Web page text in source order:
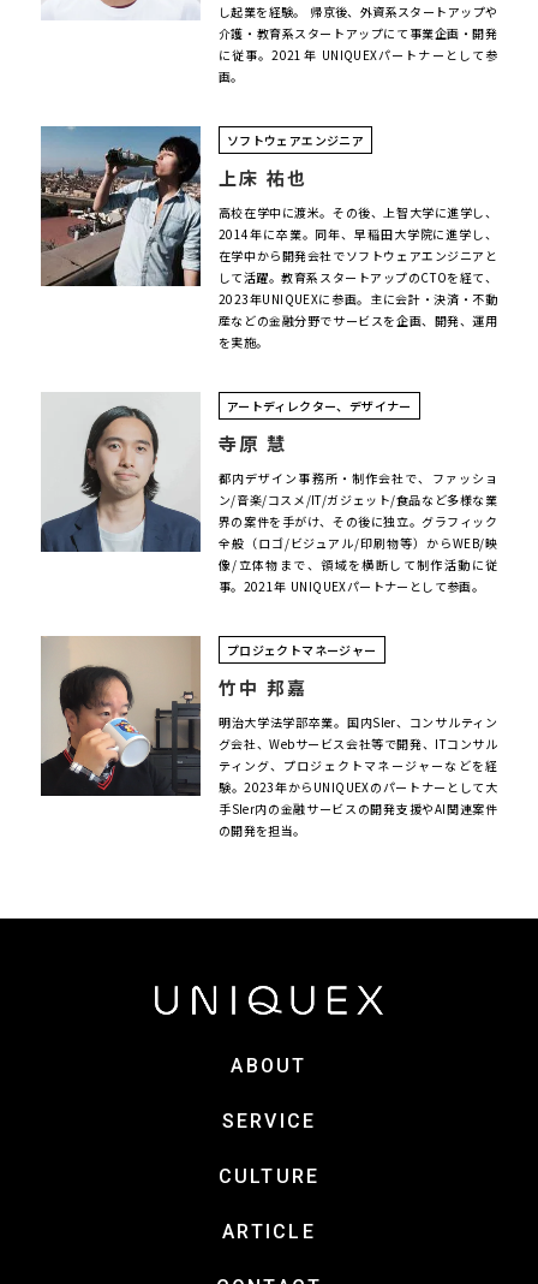
し起業を経験。 帰京後、外資系スタートアップや
介護・教育系スタートアップにて事業企画・開発
に従事。2021年 UNIQUEXパートナーとして参
画。
ソフトウェアエンジニア
上床 祐也
高校在学中に渡米。その後、上智大学に進学し、
2014年に卒業。同年、早稲田大学院に進学し、
在学中から開発会社でソフトウェアエンジニアと
して活躍。教育系スタートアップのCTOを経て、
2023年UNIQUEXに参画。主に会計・決済・不動
産などの金融分野でサービスを企画、開発、運用
を実施。
アートディレクター、デザイナー
寺原 慧
都内デザイン事務所・制作会社で、ファッショ
ン/音楽/コスメ/IT/ガジェット/食品など多様な業
界の案件を手がけ、その後に独立。グラフィック
全般（ロゴ/ビジュアル/印刷物等）からWEB/映
像/立体物まで、領域を横断して制作活動に従
事。2021年 UNIQUEXパートナーとして参画。
プロジェクトマネージャー
竹中 邦嘉
明治大学法学部卒業。国内SIer、コンサルティン
グ会社、Webサービス会社等で開発、ITコンサル
ティング、プロジェクトマネージャーなどを経
験。2023年からUNIQUEXのパートナーとして大
手SIer内の金融サービスの開発支援やAI関連案件
の開発を担当。
ABOUT
SERVICE
CULTURE
ARTICLE